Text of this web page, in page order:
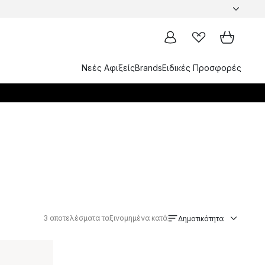
Νεές ΑφιξείςBrandsΕιδικές Προσφορές
3 αποτελέσματα ταξινομημένα κατά Δημοτικότητα